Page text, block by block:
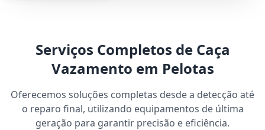
Serviços Completos de Caça
Vazamento em Pelotas
Oferecemos soluções completas desde a detecção até
o reparo final, utilizando equipamentos de última
geração para garantir precisão e eficiência.